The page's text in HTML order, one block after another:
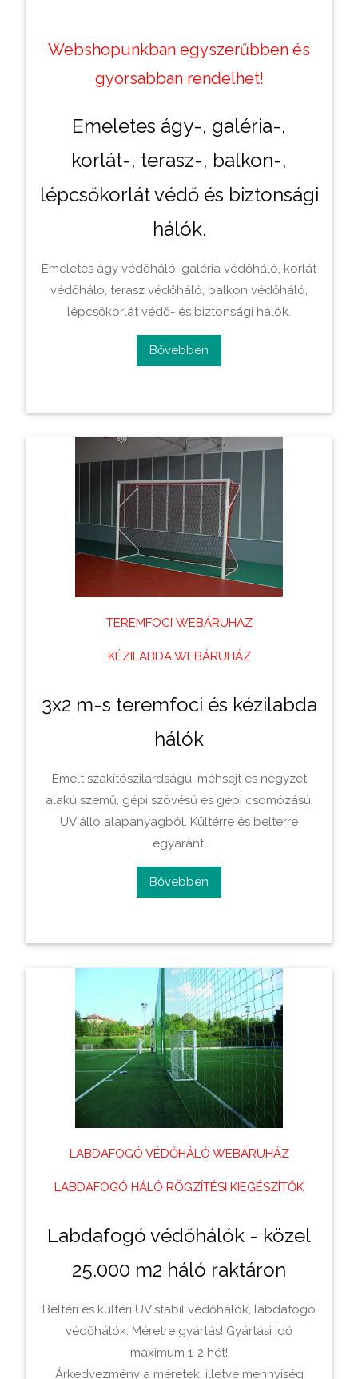
Webshopunkban egyszerűbben és
gyorsabban rendelhet!
Emeletes ágy-, galéria-,
korlát-, terasz-, balkon-,
lépcsőkorlát védő és biztonsági
hálók.
Emeletes ágy védőháló, galéria védőháló, korlát
védőháló, terasz védőháló, balkon védőháló,
lépcsőkorlát védő- és biztonsági hálók.
Bővebben
TEREMFOCI WEBÁRUHÁZ
KÉZILABDA WEBÁRUHÁZ
3x2 m-s teremfoci és kézilabda
hálók
Emelt szakí­tószilárdságú, méhsejt és négyzet
alakú szemű, gépi szövésű és gépi csomózású,
UV álló alapanyagból. Kültérre és beltérre
egyaránt.
Bővebben
LABDAFOGÓ VÉDŐHÁLÓ WEBÁRUHÁZ
LABDAFOGÓ HÁLÓ RÖGZÍTÉSI KIEGÉSZÍTŐK
Labdafogó védőhálók - közel
25.000 m2 háló raktáron
Beltéri és kültéri UV stabil védőhálók, labdafogó
védőhálók. Méretre gyártás! Gyártási idő
maximum 1-2 hét!
Árkedvezmény a méretek, illetve mennyiség